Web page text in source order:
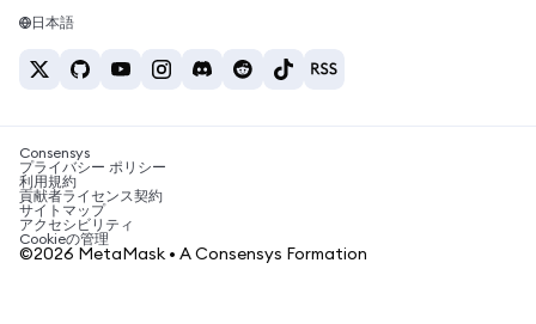
キャリア
お問い合わせ
Tetherの価格
BTC→INR
ETH→USDT
USDTの購入
SHIBの購入
BNBの購入
Solanaウォレット
税制関連ニュース
暗号資産の購入方法は？
ビットコインを売るには？
日本語
Consensys
プライバシー ポリシー
利用規約
貢献者ライセンス契約
サイトマップ
アクセシビリティ
Cookieの管理
©2026 MetaMask • A Consensys Formation